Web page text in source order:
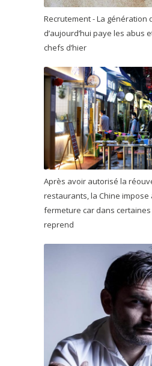
Recrutement - La génération
d’aujourd’hui paye les abus
chefs d’hier
Après avoir autorisé la
restaurants, la Chine impose
fermeture car dans
reprend